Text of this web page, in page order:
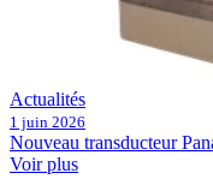
Actualités
1 juin 2026
Nouveau transducteur
Voir plus